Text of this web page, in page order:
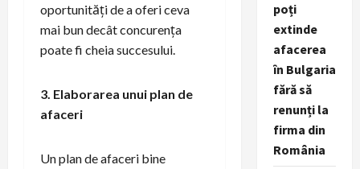
oportunități de a oferi ceva
mai bun decât concurența
poate fi cheia succesului.
3. Elaborarea unui plan de
afaceri
Un plan de afaceri bine
poți
extinde
afacerea
în Bulgaria
fără să
renunți la
firma din
România